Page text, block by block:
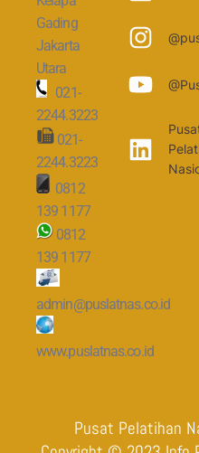
Gading
Jakarta
Utara
021-
2244.3223
021-
2244.3223
0812
139 1177
0812
139 1177
admin@puslatnas.co.id
www.puslatnas.co.id
Pusat Pelatihan